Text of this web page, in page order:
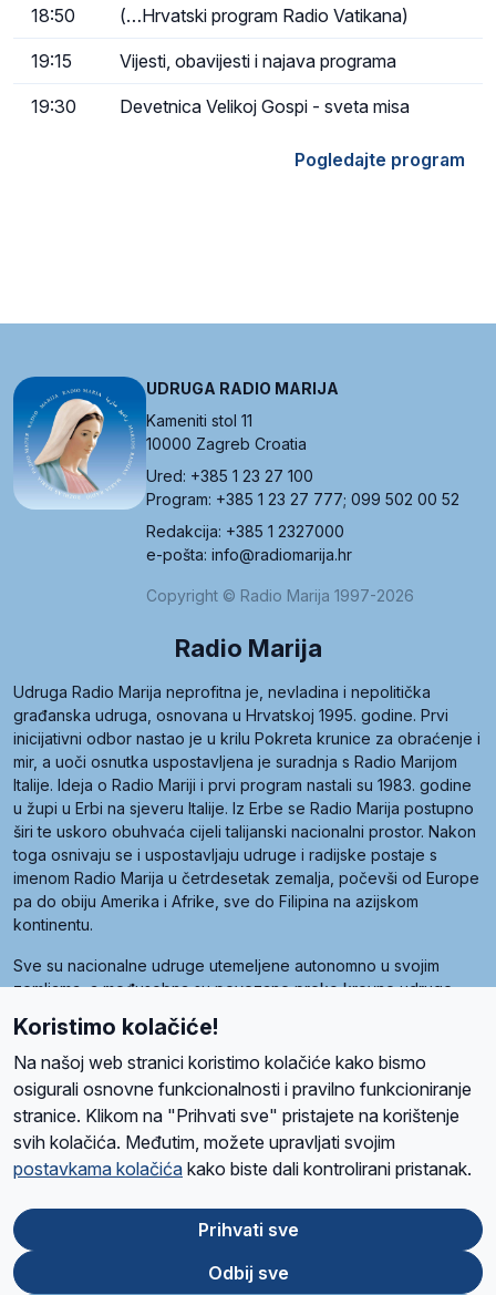
18:50 (…Hrvatski program Radio Vatikana)
19:15 Vijesti, obavijesti i najava programa
19:30 Devetnica Velikoj Gospi - sveta misa
Pogledajte program
UDRUGA RADIO MARIJA
Kameniti stol 11
10000 Zagreb Croatia
Ured: +385 1 23 27 100
Program: +385 1 23 27 777; 099 502 00 52
Redakcija: +385 1 2327000
e-pošta: info@radiomarija.hr
Copyright © Radio Marija 1997-2026
Radio Marija
Udruga Radio Marija neprofitna je, nevladina i nepolitička
građanska udruga, osnovana u Hrvatskoj 1995. godine. Prvi
inicijativni odbor nastao je u krilu Pokreta krunice za obraćenje i
mir, a uoči osnutka uspostavljena je suradnja s Radio Marijom
Italije. Ideja o Radio Mariji i prvi program nastali su 1983. godine
u župi u Erbi na sjeveru Italije. Iz Erbe se Radio Marija postupno
širi te uskoro obuhvaća cijeli talijanski nacionalni prostor. Nakon
toga osnivaju se i uspostavljaju udruge i radijske postaje s
imenom Radio Marija u četrdesetak zemalja, počevši od Europe
pa do obiju Amerika i Afrike, sve do Filipina na azijskom
kontinentu.
Sve su nacionalne udruge utemeljene autonomno u svojim
zemljama, a međusobna su povezane preko krovne udruge
Radio Maria). Svjetsku obitelj utemeljilo je sedam članica, među
kojima je i hrvatska Udruga Radio Marija.
O namaRadio ProgramVolonteriPrijateljiKontaktPravila privatnosti
Ova stranica je zaštićena Google reCAPTCHA sustavom
Store
Google
Play
Koristimo kolačiće!
Na našoj web stranici koristimo kolačiće kako bismo
osigurali osnovne funkcionalnosti i pravilno funkcioniranje
stranice. Klikom na "Prihvati sve" pristajete na korištenje
svih kolačića. Međutim, možete upravljati svojim
postavkama kolačića kako biste dali kontrolirani pristanak.
Prihvati sve
Odbij sve